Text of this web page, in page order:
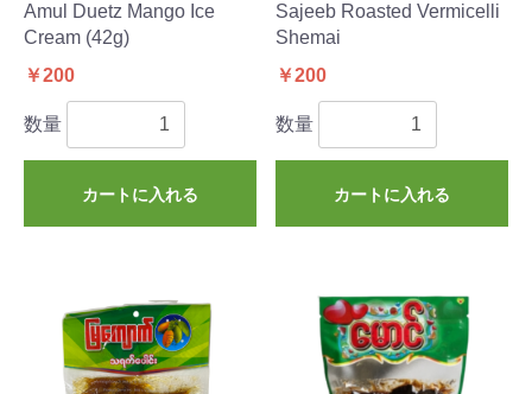
Amul Duetz Mango Ice
Cream (42g)
￥200
数量
カートに入れる
Sajeeb Roasted Vermicelli
Shemai
￥200
数量
カートに入れる